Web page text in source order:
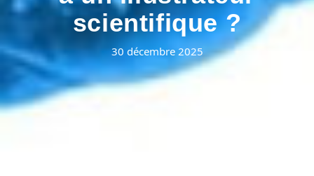
scientifique ?
30 décembre 2025